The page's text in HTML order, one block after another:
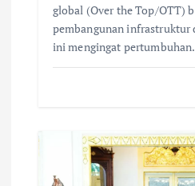
global (Over the Top/OTT)
pembangunan infrastruktur
ini mengingat